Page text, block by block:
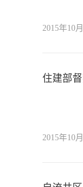
2015年10
住建部
2015年10